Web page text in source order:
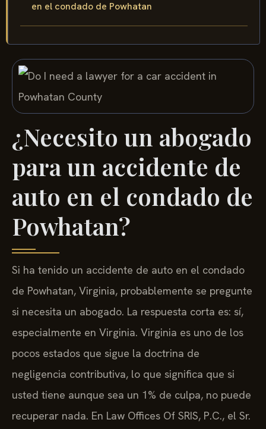
en el condado de Powhatan
¿Necesito un abogado
para un accidente de
auto en el condado de
Powhatan?
Si ha tenido un accidente de auto en el condado
de Powhatan, Virginia, probablemente se pregunte
si necesita un abogado. La respuesta corta es: sí,
especialmente en Virginia. Virginia es uno de los
pocos estados que sigue la doctrina de
negligencia contributiva, lo que significa que si
usted tiene aunque sea un 1% de culpa, no puede
recuperar nada. En Law Offices Of SRIS, P.C., el Sr.